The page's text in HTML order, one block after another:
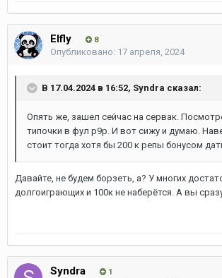
Elfly 8
Опубликовано: 17 апреля, 2024
В 17.04.2024 в 16:52, Syndra сказал:
Опять же, зашел сейчас на сервак.
типочки в фул р9р. И вот сижу и думаю.
стоит тогда хотя бы 200 к репы бонусом
Давайте, не будем борзеть, а? У многих
долгоиграющих и 100к не наберётся. А вы
Syndra 1